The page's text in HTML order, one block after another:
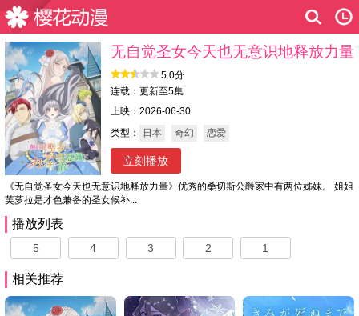
无自觉圣女今天也无意识地释放力量
5.0分
连载：更新至5集
上映：2026-06-30
类型：
日本 奇幻 恋爱
立刻播放
《无自觉圣女今天也无意识地释放力量》优秀的桑切斯公爵家中有两位姊妹。 姐姐
芙萝拉是才色兼备的圣女候补...
播放列表
5 4 3 2 1
相关推荐